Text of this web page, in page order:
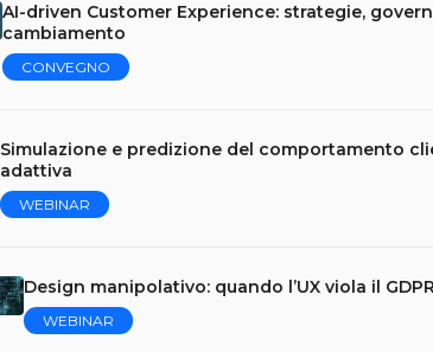
AI-driven Customer Experience: strategie,
cambiamento
CONVEGNO
Simulazione e predizione del comportamento
adattiva
WEBINAR
Design manipolativo: quando l’UX viola il GDPR
WEBINAR